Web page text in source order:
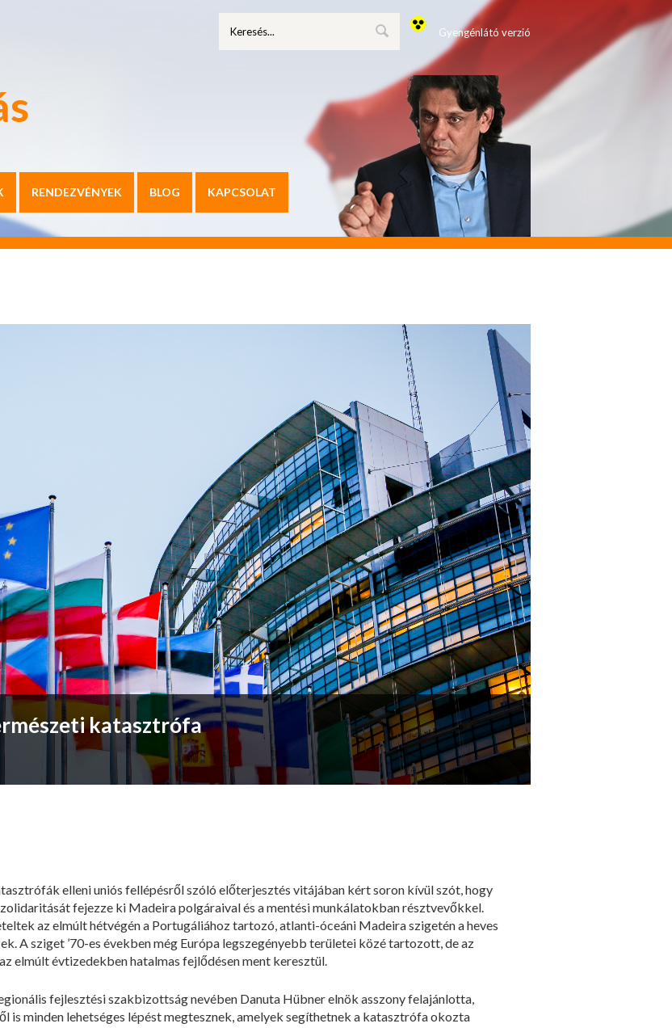
Gyengénlátó verzió
RENDEZVÉNYEK BLOG KAPCSOLAT
katasztrófa
elleni uniós fellépésről szóló előterjesztés vitájában kért soron kívül szót, hogy
fejezze ki Madeira polgáraival és a mentési munkálatokban résztvevőkkel.
az elmúlt hétvégén a Portugáliához tartozó, atlanti-óceáni Madeira szigetén a heves
A sziget ’70-es években még Európa legszegényebb területei közé tartozott, de az
elmúlt évtizedekben hatalmas fejlődésen ment keresztül.
fejlesztési szakbizottság nevében Danuta Hübner elnök asszony felajánlotta,
is minden lehetséges lépést megtesznek, amelyek segíthetnek a katasztrófa okozta